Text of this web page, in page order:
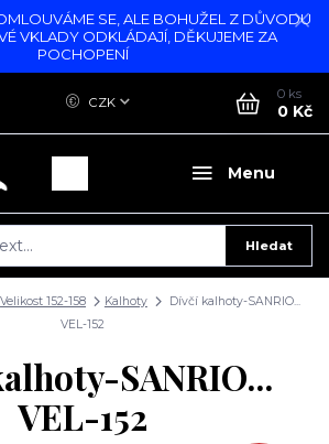
SE, ALE BOHUŽEL Z DŮVODU
VKLADY ODKLÁDAJÍ, DĚKUJEME ZA
POCHOPENÍ
Menu
CZK
Hledat
0 ks
0 Kč
Velikost 152-158 Kalhoty
Dívčí kalhoty-SANRIO...
VEL-152
SANRIO...
VEL-152